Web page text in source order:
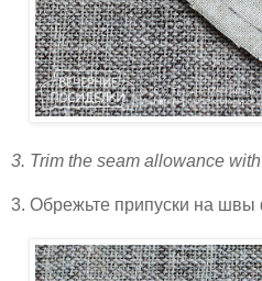
3. Trim the seam allowance
3. Обрежьте припуски на